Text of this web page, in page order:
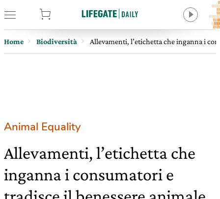
Home Biodiversità Allevamenti, l’etichetta che inganna i
Animal Equality
Allevamenti, l’etichetta che
inganna i consumatori e